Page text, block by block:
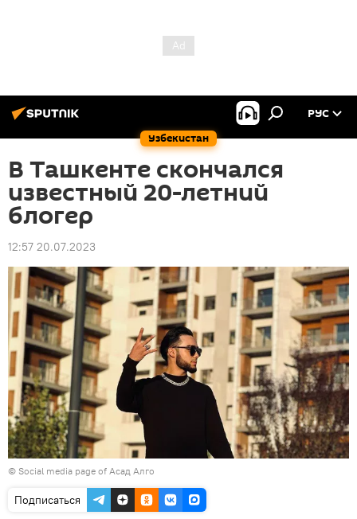
Узбекистан
РУС
В Ташкенте скончался
известный 20-летний
блогер
12:57 20.07.2023
© Social media page of Асад Алго
Подписаться